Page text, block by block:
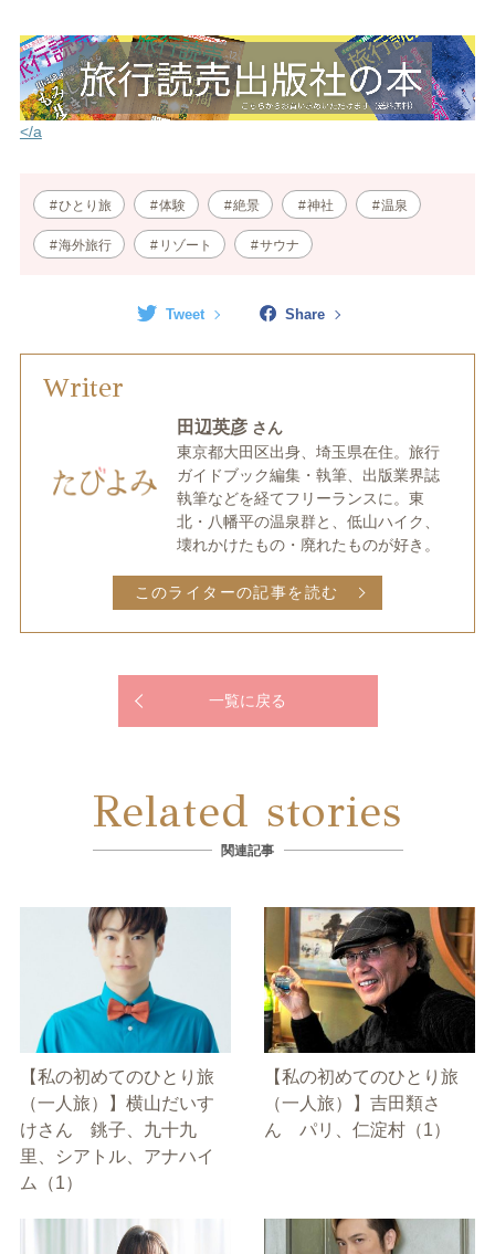
</a
ひとり旅 体験 絶景 神社 温泉
海外旅行 リゾート サウナ
Tweet Share
Writer
田辺英彦 さん
東京都大田区出身、埼玉県在住。旅行
ガイドブック編集・執筆、出版業界誌
執筆などを経てフリーランスに。東
北・八幡平の温泉群と、低山ハイク、
壊れかけたもの・廃れたものが好き。
このライターの記事を読む
一覧に戻る
Related stories
関連記事
【私の初めてのひとり旅
（一人旅）】横山だいす
けさん 銚子、九十九
里、シアトル、アナハイ
ム（1）
【私の初めてのひとり旅
（一人旅）】吉田類さ
ん パリ、仁淀村（1）